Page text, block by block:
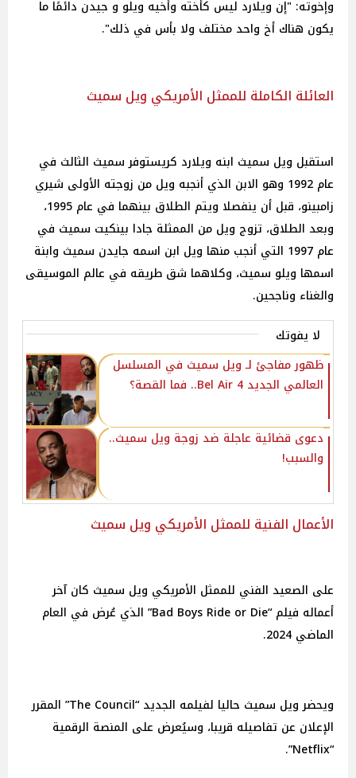
وإخوته: "إن ويلارد ليس كأخته وأخيه ويلو و جيدن دائمًا ما
يكون هناك أخ واحد مختلف ولا بأس في ذلك".
العائلة الكاملة للممثل الأمريكي ويل سميث
استقبل ويل سميث ابنه ويلارد كريستوفر سميث الثالث في
عام 1992 وهو الابن الذي أنجبه ويل من زوجته الأولى شيري
زامبينو، قبل أن ينفصلا ويتم الطلاق بينهما في عام 1995،
وبعد الطلاق، تزوج ويل من الممثلة جادا بينكيت سميث في
عام 1997 التي أنجب منها ويل ابن اسمه جايدن سميث وابنة
اسمها ويلو سميث، وكلاهما شق طريقه في عالم الموسيقى
والغناء وناجحين.
لا يفوتك
ظهور مفاجئ لـ ويل سميث في المسلسل
العالمي الجديد 4 Bel Air.. فما القصة؟
دعوى قضائية عاجلة ضد زوجة ويل سميث..
والسبب!
الأعمال الفنية للممثل الأمريكي ويل سميث
على الصعيد الفني للممثل الأمريكي ويل سميث كان آخر
أعماله فيلم “Bad Boys Ride or Die” الذي عُرض في العام
الماضي 2024.
ويحضر ويل سميث حاليا لفيلمه الجديد “The Council” المقرر
الإعلان عن تفاصيله قريبا، وسيُعرض على المنصة الرقمية
“Netflix”.